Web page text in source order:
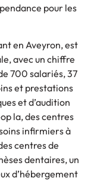
pour les
en Aveyron, est
avec un chiffre
700 salariés, 37
et prestations
et d’audition
la, des centres
infirmiers à
centres de
dentaires, un
d’hébergement